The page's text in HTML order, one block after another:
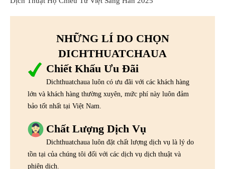
NHỮNG LÍ DO CHỌN
DICHTHUATCHAUA
Chiết Khấu Ưu Đãi
Dichthuatchaua luôn có ưu đãi với các khách hàng
lớn và khách hàng thường xuyên, mức phí này luôn đảm
bảo tốt nhất tại Việt Nam.
Chất Lượng Dịch Vụ
Dichthuatchaua luôn đặt chất lượng dịch vụ là lý do
tồn tại của chúng tôi đối với các dịch vụ dịch thuật và
phiên dịch.